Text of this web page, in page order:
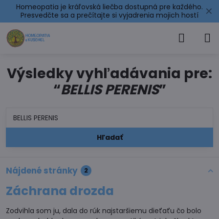
✕
Homeopatia je kráľovská liečba dostupná pre každého.
Presvedčte sa a prečítajte si vyjadrenia mojich hostí
Výsledky vyhľadávania pre:
“BELLIS PERENIS”
Hľadať
Nájdené stránky 2
Záchrana drozda
Zodvihla som ju, dala do rúk najstaršiemu dieťaťu čo bolo